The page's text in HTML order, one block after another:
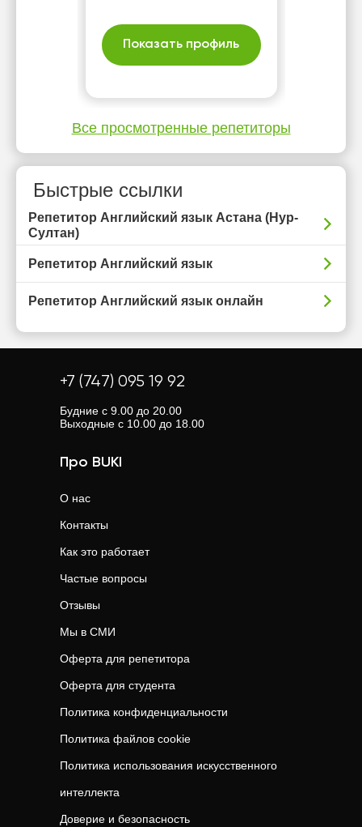
Cambridge, McMillan.
Показать профиль
Все просмотренные репетиторы
Быстрые ссылки
Репетитор Английский язык Астана (Нур-
Султан)
Репетитор Английский язык
Репетитор Английский язык онлайн
+7 (747) 095 19 92
Будние с 9.00 до 20.00
Выходные с 10.00 до 18.00
Про BUKI
О нас
Контакты
Как это работает
Частые вопросы
Отзывы
Мы в СМИ
Оферта для репетитора
Оферта для студента
Политика конфиденциальности
Политика файлов cookie
Политика использования искусственного
интеллекта
Доверие и безопасность